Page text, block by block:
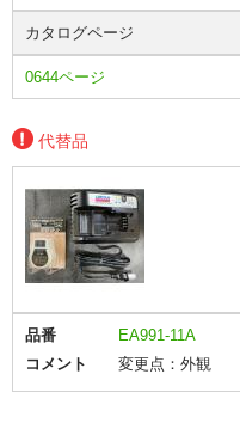
カタログページ
0644ページ
代替品
品番
EA991-11A
コメント
変更点：外観